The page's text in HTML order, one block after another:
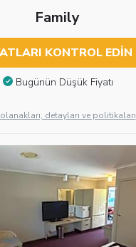
Family
KONTROL EDIN
Bugünün Düşük Fiyatı
detayları ve politikaları